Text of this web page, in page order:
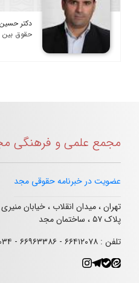
دکتر
حقوق بین
مجمع علمی و فرهنگی
عضویت در خبرنامه حقوقی مجد
تهران ، میدان انقلاب ، خیابان
پلاک ۵۷ ، ساختمان مجد
تلفن : ۶۶۴۱۲۰۷۸ - ۶۶۹۶۳۳۸۶ - ۰۲۱۶۶۴۹۵۰۳۴